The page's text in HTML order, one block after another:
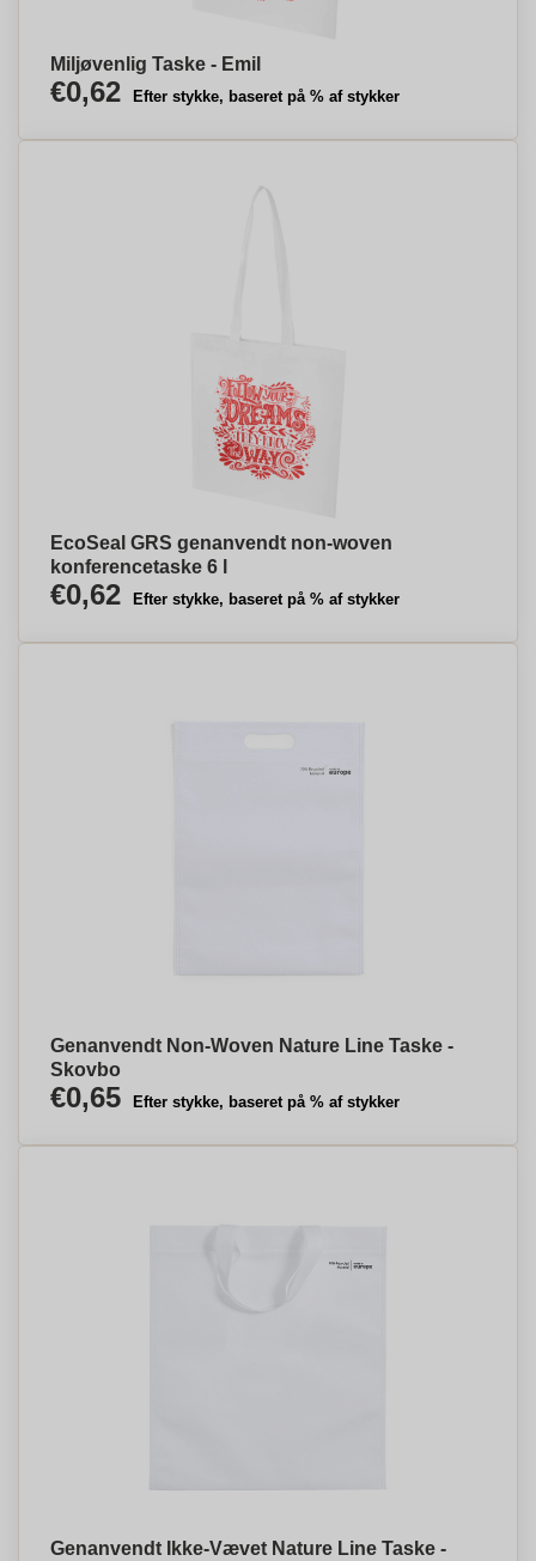
Miljøvenlig Taske - Emil
€0,62 Efter stykke, baseret på % af stykker
EcoSeal GRS genanvendt non-woven
konferencetaske 6 l
€0,62 Efter stykke, baseret på % af stykker
Genanvendt Non-Woven Nature Line Taske -
Skovbo
€0,65 Efter stykke, baseret på % af stykker
Genanvendt Ikke-Vævet Nature Line Taske -